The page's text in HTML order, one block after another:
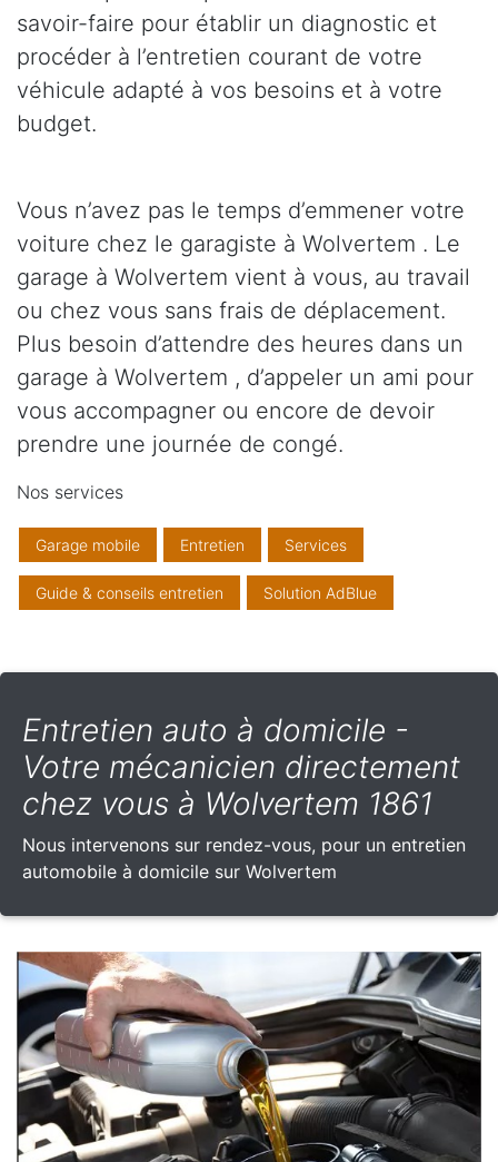
savoir-faire pour établir un diagnostic et
procéder à l’entretien courant de votre
véhicule adapté à vos besoins et à votre
budget.
Vous n’avez pas le temps d’emmener votre
voiture chez le garagiste à Wolvertem . Le
garage à Wolvertem vient à vous, au travail
ou chez vous sans frais de déplacement.
Plus besoin d’attendre des heures dans un
garage à Wolvertem , d’appeler un ami pour
vous accompagner ou encore de devoir
prendre une journée de congé.
Nos services
Garage mobile Entretien Services
Guide & conseils entretien Solution AdBlue
Entretien auto à domicile -
Votre mécanicien directement
chez vous à Wolvertem 1861
Nous intervenons sur rendez-vous, pour un entretien
automobile à domicile sur Wolvertem